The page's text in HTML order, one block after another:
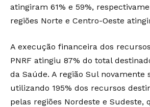
atingiram 61% e 59%,
regiões Norte e Centro-Oeste
A execução financeira dos
PNRF atingiu 87% do total
da Saúde. A região Sul novamente
utilizando 195% dos recursos
pelas regiões Nordeste e Sudeste,